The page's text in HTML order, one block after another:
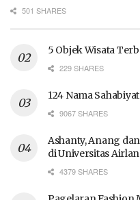
501 SHARES
5 Objek Wisata
229 SHARES
124 Nama
9067 SHARES
Ashanty, Anang
di Universitas
4379 SHARES